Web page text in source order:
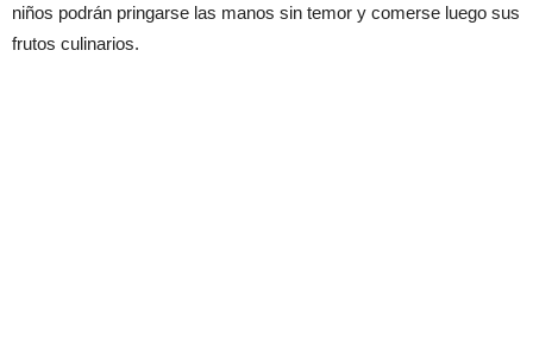
niños podrán pringarse las manos sin temor y comerse luego sus
frutos culinarios.